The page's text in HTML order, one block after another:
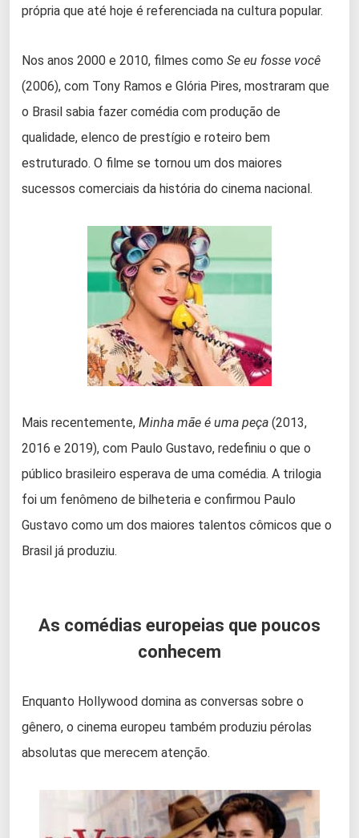
própria que até hoje é referenciada na cultura popular.
Nos anos 2000 e 2010, filmes como Se eu fosse você
(2006), com Tony Ramos e Glória Pires, mostraram que
o Brasil sabia fazer comédia com produção de
qualidade, elenco de prestígio e roteiro bem
estruturado. O filme se tornou um dos maiores
sucessos comerciais da história do cinema nacional.
Mais recentemente, Minha mãe é uma peça (2013,
2016 e 2019), com Paulo Gustavo, redefiniu o que o
público brasileiro esperava de uma comédia. A trilogia
foi um fenômeno de bilheteria e confirmou Paulo
Gustavo como um dos maiores talentos cômicos que o
Brasil já produziu.
As comédias europeias que poucos
conhecem
Enquanto Hollywood domina as conversas sobre o
gênero, o cinema europeu também produziu pérolas
absolutas que merecem atenção.